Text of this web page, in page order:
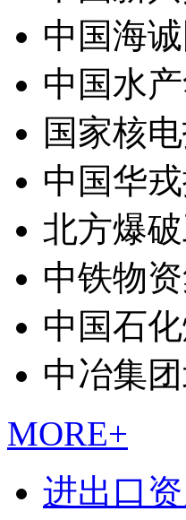
中国海
中国水
国家核
中国华
北方爆
中铁物
中国石
中冶集
MORE+
进出口